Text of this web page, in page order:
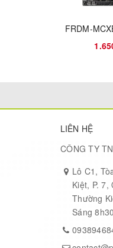
1 x4 lane
M.2 module
Audio
3.5mm
Pulse
LIÊN HỆ
CÔNG TY
Lô C1,
Kiệt, P. 7,
Thường
Sáng